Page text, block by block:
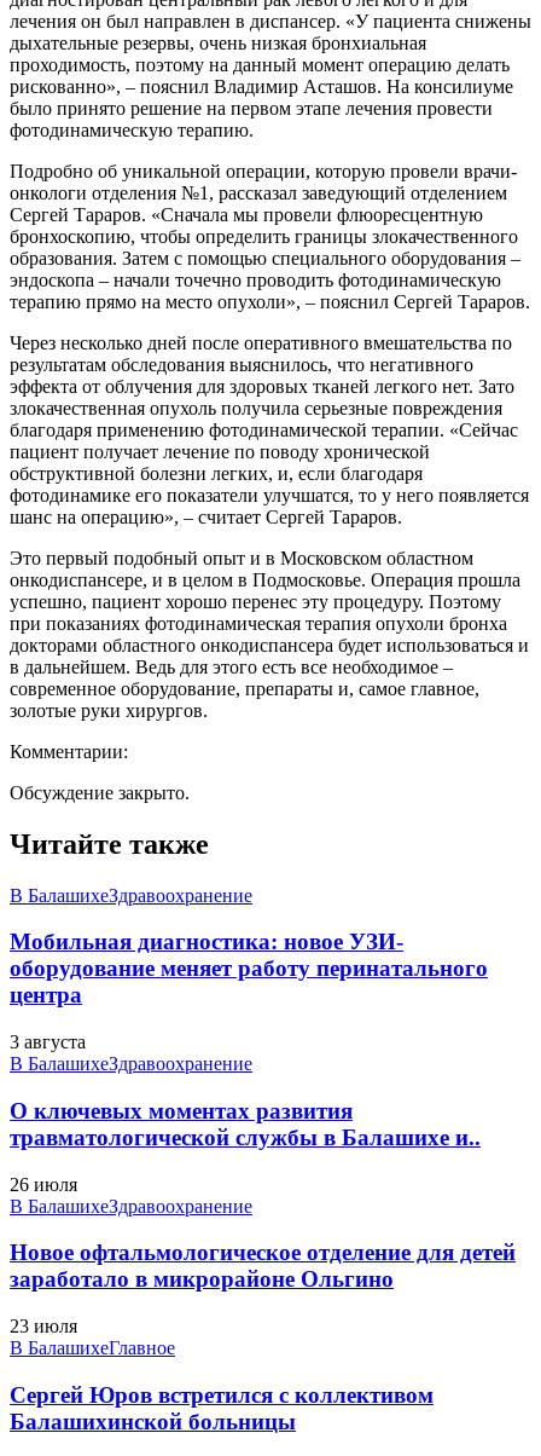
лечения он был направлен в диспансер. «У пациента снижены
дыхательные резервы, очень низкая бронхиальная
проходимость, поэтому на данный момент операцию делать
рискованно», – пояснил Владимир Асташов. На консилиуме
было принято решение на первом этапе лечения провести
фотодинамическую терапию.
Подробно об уникальной операции, которую провели врачи-
онкологи отделения №1, рассказал заведующий отделением
Сергей Тараров. «Сначала мы провели флюоресцентную
бронхоскопию, чтобы определить границы злокачественного
образования. Затем с помощью специального оборудования –
эндоскопа – начали точечно проводить фотодинамическую
терапию прямо на место опухоли», – пояснил Сергей Тараров.
Через несколько дней после оперативного вмешательства по
результатам обследования выяснилось, что негативного
эффекта от облучения для здоровых тканей легкого нет. Зато
злокачественная опухоль получила серьезные повреждения
благодаря применению фотодинамической терапии. «Сейчас
пациент получает лечение по поводу хронической
обструктивной болезни легких, и, если благодаря
фотодинамике его показатели улучшатся, то у него появляется
шанс на операцию», – считает Сергей Тараров.
Это первый подобный опыт и в Московском областном
онкодиспансере, и в целом в Подмосковье. Операция прошла
успешно, пациент хорошо перенес эту процедуру. Поэтому
при показаниях фотодинамическая терапия опухоли бронха
докторами областного онкодиспансера будет использоваться и
в дальнейшем. Ведь для этого есть все необходимое –
современное оборудование, препараты и, самое главное,
золотые руки хирургов.
Комментарии:
Обсуждение закрыто.
Читайте также
В БалашихеЗдравоохранение
Мобильная диагностика: новое УЗИ-
оборудование меняет работу перинатального
центра
3 августа
В БалашихеЗдравоохранение
О ключевых моментах развития
травматологической службы в Балашихе и..
26 июля
В БалашихеЗдравоохранение
Новое офтальмологическое отделение для детей
заработало в микрорайоне Ольгино
23 июля
В БалашихеГлавное
Сергей Юров встретился с коллективом
Балашихинской больницы